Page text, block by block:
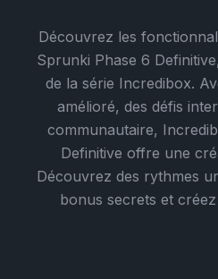
Découvrez les
Sprunki Phase 6
de la série Incredibox.
amélioré, des défis
communautaire,
Definitive offre une
Découvrez des rythmes
bonus secrets et